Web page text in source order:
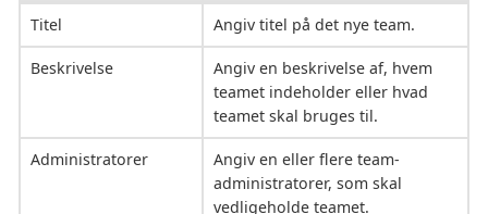
Titel Angiv titel på det nye team.
Beskrivelse
Angiv en beskrivelse af, hvem
teamet indeholder eller hvad
teamet skal bruges til.
Administratorer
Angiv en eller flere team-
administratorer, som skal
vedligeholde teamet.